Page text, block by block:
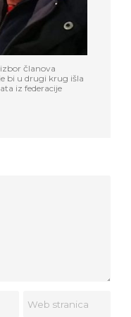
izbor članova
bi u drugi krug išla
iz federacije